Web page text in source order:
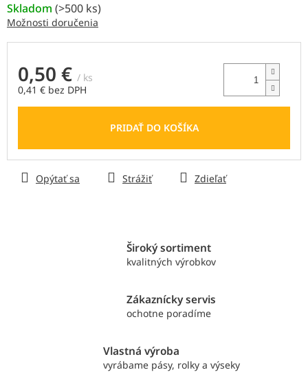
Skladom (>500 ks)
Možnosti doručenia
0,50 € / ks
0,41 € bez DPH
Jednotková
PRIDAŤ DO KOŠÍKA
Opýtať sa Strážiť Zdieľať
Široký sortiment
kvalitných výrobkov
Zákaznícky servis
ochotne poradíme
Vlastná výroba
vyrábame pásy, rolky a výseky